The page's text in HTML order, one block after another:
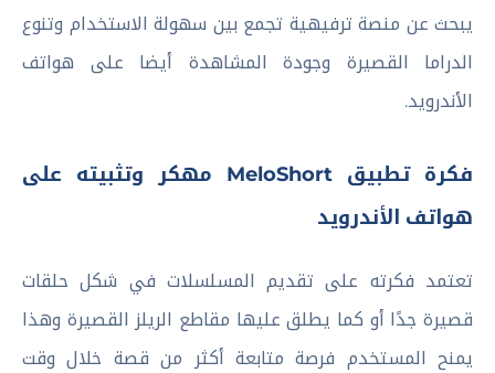
يبحث عن منصة ترفيهية تجمع بين سهولة الاستخدام وتنوع
الدراما القصيرة وجودة المشاهدة أيضا على هواتف
الأندرويد.
فكرة تطبيق MeloShort مهكر وتثبيته على
هواتف الأندرويد
تعتمد فكرته على تقديم المسلسلات في شكل حلقات
قصيرة جدًا أو كما يطلق عليها مقاطع الريلز القصيرة وهذا
يمنح المستخدم فرصة متابعة أكثر من قصة خلال وقت